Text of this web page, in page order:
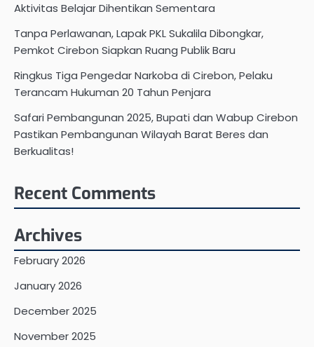
Aktivitas Belajar Dihentikan Sementara
Tanpa Perlawanan, Lapak PKL Sukalila Dibongkar,
Pemkot Cirebon Siapkan Ruang Publik Baru
Ringkus Tiga Pengedar Narkoba di Cirebon, Pelaku
Terancam Hukuman 20 Tahun Penjara
Safari Pembangunan 2025, Bupati dan Wabup Cirebon
Pastikan Pembangunan Wilayah Barat Beres dan
Berkualitas!
Recent Comments
Archives
February 2026
January 2026
December 2025
November 2025